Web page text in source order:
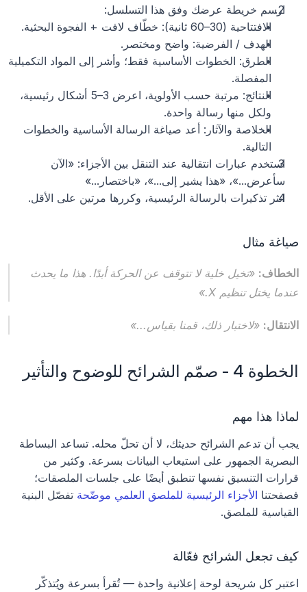
ارسم خريطة عرضك وفق هذا التسلسل:
الافتتاحية (30–60 ثانية): خطّاف لافت + الفجوة البحثية.
الهدف / الفرضية: واضح ومختصر.
المفصلة.
ولكل منها رسالة واحدة.
التالية.
سأعرض...»، «هذا يشير إلى...»، «باختصار...»
انثر تذكيرات بالرسالة الرئيسية، وكررها مرتين على الأقل.
صياغة مثال
الخطاف:
عندما يختل تنظيم X.»
الانتقال: «لاختبار ذلك، قمنا بقياس...»
الخطوة 4 - صمّم الشرائح للوضوح والتأثير
لماذا هذا مهم
فصفحتنا الأجزاء الرئيسية للملصق العلمي موضّحة
القياسية للملصق.
كيف تجعل الشرائح فعّالة